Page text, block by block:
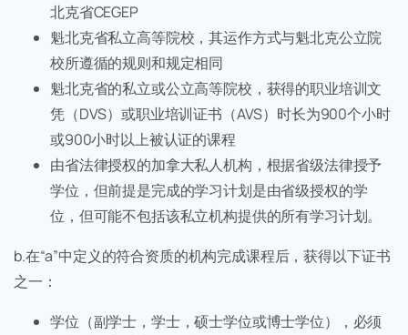
北克省CEGEP
魁北克省私立高等院校，其运作方式与魁北克公立院
校所遵循的规则和规定相同
魁北克省的私立或公立高等院校，获得的职业培训文
凭（DVS）或职业培训证书（AVS）时长为900个小时
或900小时以上被认证的课程
由省法律授权的加拿大私人机构，根据省级法律授予
学位，但前提是完成的学习计划是由省级授权的学
位，但可能不包括该私立机构提供的所有学习计划。
b.在“a”中定义的符合资质的机构完成课程后，获得以下证书
之一：
学位（副学士，学士，硕士学位或博士学位），必须